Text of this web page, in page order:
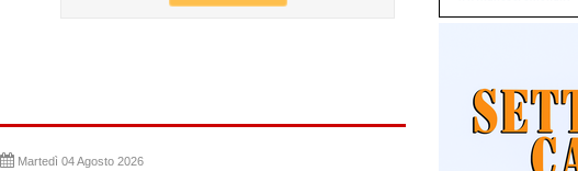
Martedì 04 Agosto 2026